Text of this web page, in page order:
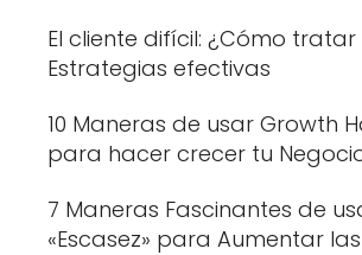
El cliente difícil: ¿Cómo tratar
Estrategias efectivas
10 Maneras de usar Growth
para hacer crecer tu
7 Maneras Fascinantes de
«Escasez» para Aumentar